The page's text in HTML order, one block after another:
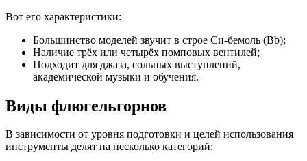
Вот его характеристики:
Большинство моделей звучит в строе Си-бемоль (Bb);
Наличие трёх или четырёх помповых вентилей;
Подходит для джаза, сольных выступлений,
академической музыки и обучения.
Виды флюгельгорнов
В зависимости от уровня подготовки и целей использования
инструменты делят на несколько категорий: